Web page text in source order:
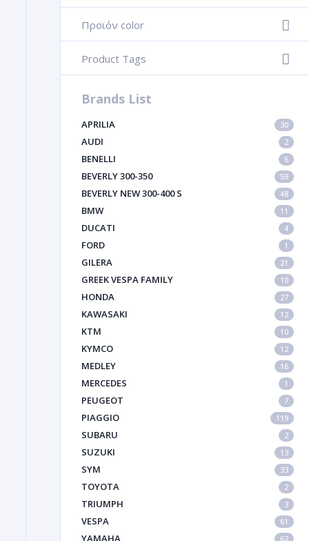
Προϊόν color
-
Product Tags
-
Brands List
APRILIA 30
AUDI 2
BENELLI 6
BEVERLY 300-350 59
BEVERLY NEW 300-400 S 48
BMW 11
DUCATI 4
FORD 1
GILERA 21
GREEK VESPA FAMILY 10
HONDA 27
KAWASAKI 12
KTM 10
KYMCO 12
MEDLEY 16
MERCEDES 1
PEUGEOT 7
PIAGGIO 119
SUBARU 2
SUZUKI 13
SYM 33
TOYOTA 2
TRIUMPH 3
VESPA 61
YAMAHA 62